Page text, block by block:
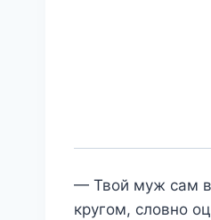
— Твой муж сам
кругом, словно